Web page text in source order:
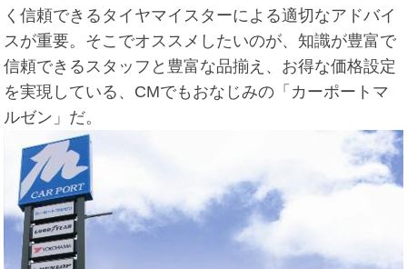
く信頼できるタイヤマイスターによる適切なアドバイ
スが重要。そこでオススメしたいのが、知識が豊富で
信頼できるスタッフと豊富な品揃え、お得な価格設定
を実現している、CMでもおなじみの「カーポートマ
ルゼン」だ。